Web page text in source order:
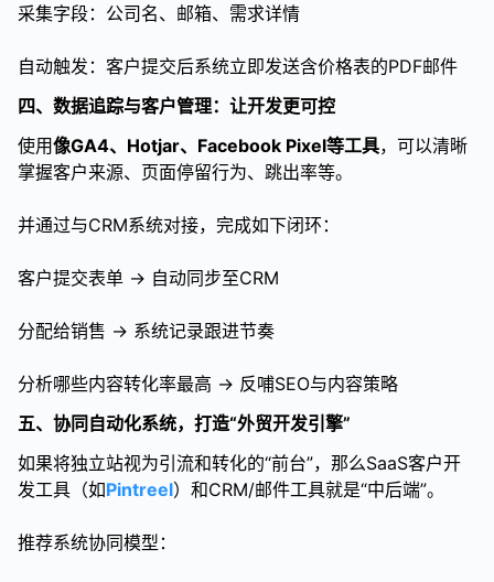
采集字段：公司名、邮箱、需求详情
自动触发：客户提交后系统立即发送含价格表的PDF邮件
四、数据追踪与客户管理：让开发更可控
使用像GA4、Hotjar、Facebook Pixel等工具，可以清晰
掌握客户来源、页面停留行为、跳出率等。
并通过与CRM系统对接，完成如下闭环：
客户提交表单 → 自动同步至CRM
分配给销售 → 系统记录跟进节奏
分析哪些内容转化率最高 → 反哺SEO与内容策略
五、协同自动化系统，打造“外贸开发引擎”
如果将独立站视为引流和转化的“前台”，那么SaaS客户开
发工具（如Pintreel）和CRM/邮件工具就是“中后端”。
推荐系统协同模型：